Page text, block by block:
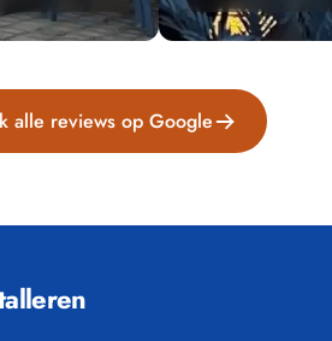
alle reviews op Google